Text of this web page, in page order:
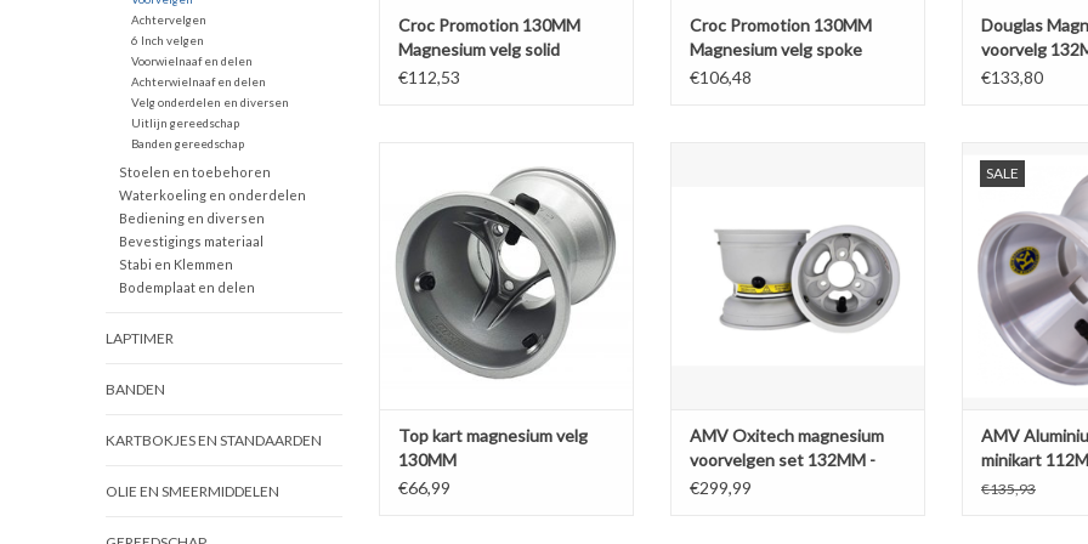
Achtervelgen
6 Inch velgen
Voorwielnaaf en delen
Achterwielnaaf en delen
Velg onderdelen en diversen
Uitlijn gereedschap
Banden gereedschap
Stoelen en toebehoren
Waterkoeling en onderdelen
Bediening en diversen
Bevestigings materiaal
Stabi en Klemmen
Bodemplaat en delen
LAPTIMER
BANDEN
KARTBOKJES EN STANDAARDEN
OLIE EN SMEERMIDDELEN
Croc Promotion 130MM
Magnesium velg solid
€112,53
Croc Promotion 130MM
Magnesium velg spoke
€106,48
Douglas
voorvelg
(2pcs)
€133,80
TOEVOEGEN AAN WINKELWAGEN
Top kart magnesium velg
130MM
€66,99
AMV Oxitech magnesium
voorvelgen set 132MM -
Lynx
€299,99
SALE
minikart
TOEVOEGEN
AMV
minikart
velgen)
€135,93